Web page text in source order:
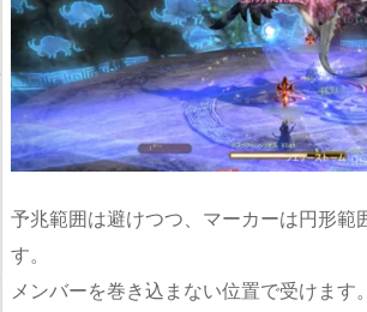
予兆範囲は避けつつ、マーカーは円形範
す。
メンバーを巻き込まない位置で受けます。